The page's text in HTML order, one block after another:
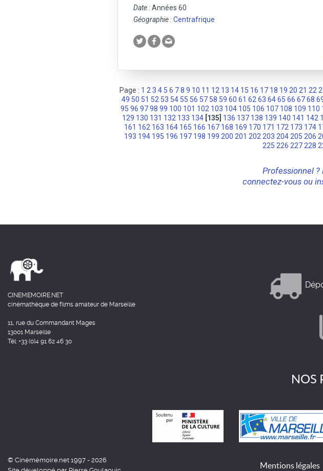
Date :Années 60
Géographie :Centrafrique
Page : 1 2 3 4 5 6 7 8 9 10 11 12 13 14 15 16 17 18 19 20 21 22
49 50 51 52 53 54 55 56 57 58 59 60 61 62 63 64 65 66 67 68
95 96 97 98 99 100 101 102 103 104 105 106 107 108 109 110
129 130 131 132 133 134 [135] 136 137 138 139 140 141 142
161 162 163 164 165 166 167 168 169 170 171 172 173 174
193 194 195 196 197 198 199 200 201 202 203 204 205 206
225 226 227 228
Professionnel ?
connectez-vous ou
CINEMEMOIRE.NET
cinémathèque de films amateur de Marseille
11, rue du Commandant Mages
13001 Marseille
Tél: +33 (0)4 91 62 46 30
NOS
© Cinémémoire.net 1997 - 2026
Mentions légales